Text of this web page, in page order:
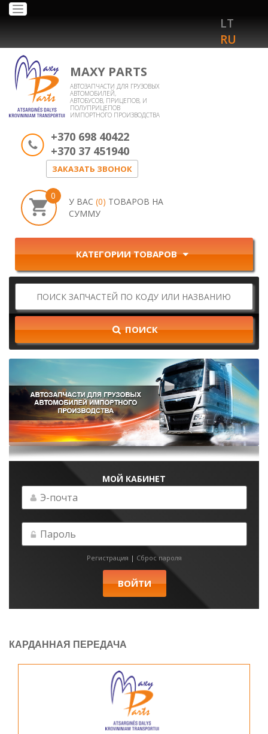
Toggle
LT
RU
MAXY PARTS
АВТОЗАПЧАСТИ ДЛЯ ГРУЗОВЫХ
АВТОМОБИЛЕЙ,
АВТОБУСОВ, ПРИЦЕПОВ, И
ПОЛУПРИЦЕПОВ
ИМПОРТНОГО ПРОИЗВОДСТВА
+370 698 40422
+370 37 451940
ЗАКАЗАТЬ ЗВОНОК
0
У ВАС (0) ТОВАРОВ НА
СУММУ
КАТЕГОРИИ ТОВАРОВ
ПОИСК
МОЙ КАБИНЕТ
Регистрация | Сброс пароля
КАРДАННАЯ ПЕРЕДАЧА